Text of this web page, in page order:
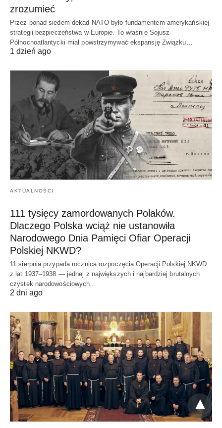
zrozumieć
Przez ponad siedem dekad NATO było fundamentem amerykańskiej
strategii bezpieczeństwa w Europie. To właśnie Sojusz
Północnoatlantycki miał powstrzymywać ekspansję Związku…
1 dzień ago
AKTUALNOŚCI
111 tysięcy zamordowanych Polaków.
Dlaczego Polska wciąż nie ustanowiła
Narodowego Dnia Pamięci Ofiar Operacji
Polskiej NKWD?
11 sierpnia przypada rocznica rozpoczęcia Operacji Polskiej NKWD
z lat 1937–1938 — jednej z największych i najbardziej brutalnych
czystek narodowościowych…
2 dni ago